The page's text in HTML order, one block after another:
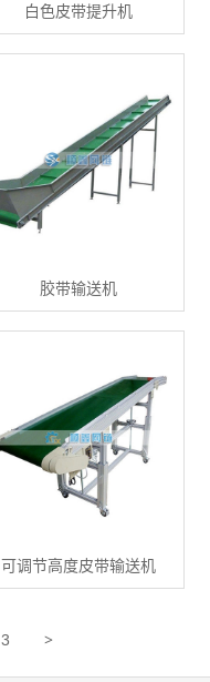
白色皮带提升机
胶带输送机
可调节高度皮带输送机
3 >